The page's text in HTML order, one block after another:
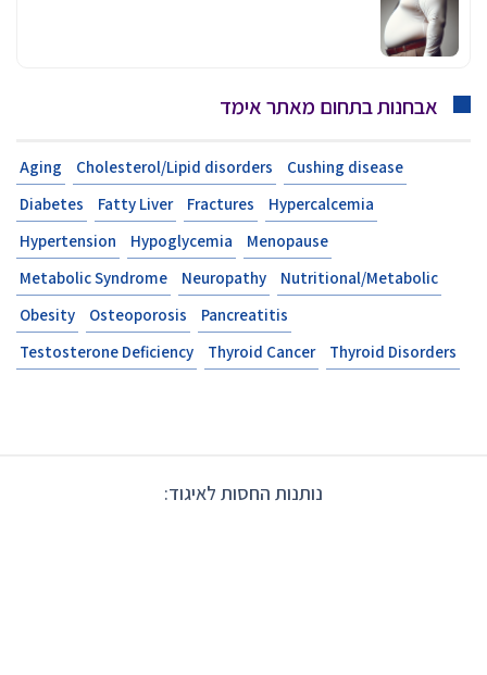
אבחנות בתחום מאתר אימד
Aging Cholesterol/Lipid disorders
Cushing disease
Diabetes
Fatty Liver Fractures
Hypercalcemia
Hypertension
Hypoglycemia
Menopause
Metabolic Syndrome
Neuropathy
Nutritional/Metabolic
Obesity
Osteoporosis
Pancreatitis
Testosterone Deficiency
Thyroid Cancer Thyroid Disorders
נותנות החסות לאיגוד: